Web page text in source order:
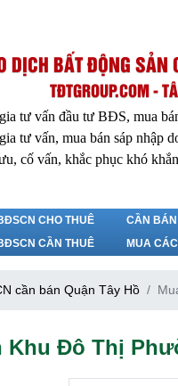
DỊCH BẤT ĐỘNG SẢN
TĐTGROUP.COM -
tư vấn đầu tư BĐS, mua
tư vấn, mua bán sáp nhập
cố vấn, khắc phục khó
CHO THUÊ
CẦN THUÊ
CẦN
MUA
cần bán Quận Tây Hồ
Khu Đô Thị